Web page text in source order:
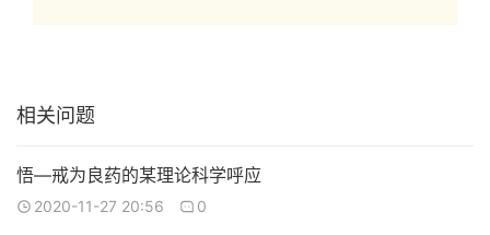
相关问题
悟—戒为良药的某理论科学呼应
2020-11-27 20:56 0